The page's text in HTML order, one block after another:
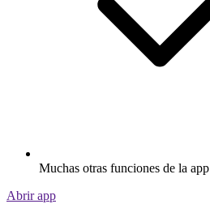
Muchas otras funciones de la app
Abrir app